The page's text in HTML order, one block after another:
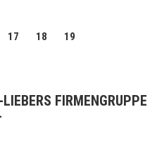
17 18 19
FIRMENGRUPPE